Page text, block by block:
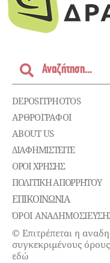
DEPOSITPHOTOS
ΑΡΘΡΟΓΡΑΦΟΙ
ABOUT US
ΔΙΑΦΗΜΙΣΤΕΊΤΕ
ΌΡΟΙ ΧΡΉΣΗΣ
ΠΟΛΙΤΙΚΉ ΑΠΟΡΡΉΤΟΥ
ΕΠΙΚΟΙΝΩΝΊΑ
ΌΡΟΙ
© Επιτρέπεται η
συγκεκριμένους
εδώ